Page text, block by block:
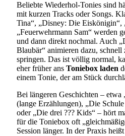
Beliebte Wiederhol-Tonies sind
mit kurzen Tracks oder Songs.
Tina“, „Disney: Die Eiskönigin“,
„Feuerwehrmann Sam“ werden
und dann direkt nochmal. Auch
Blaubär“ animieren dazu, schnell
springen. Das ist völlig normal,
eher früher ans Toniebox laden
einem Tonie, der am Stück
Bei längeren Geschichten –
(lange Erzählungen), „Die
oder „Die drei ??? Kids“ – hört
für die Toniebox oft
Session länger. In der Praxis heißt